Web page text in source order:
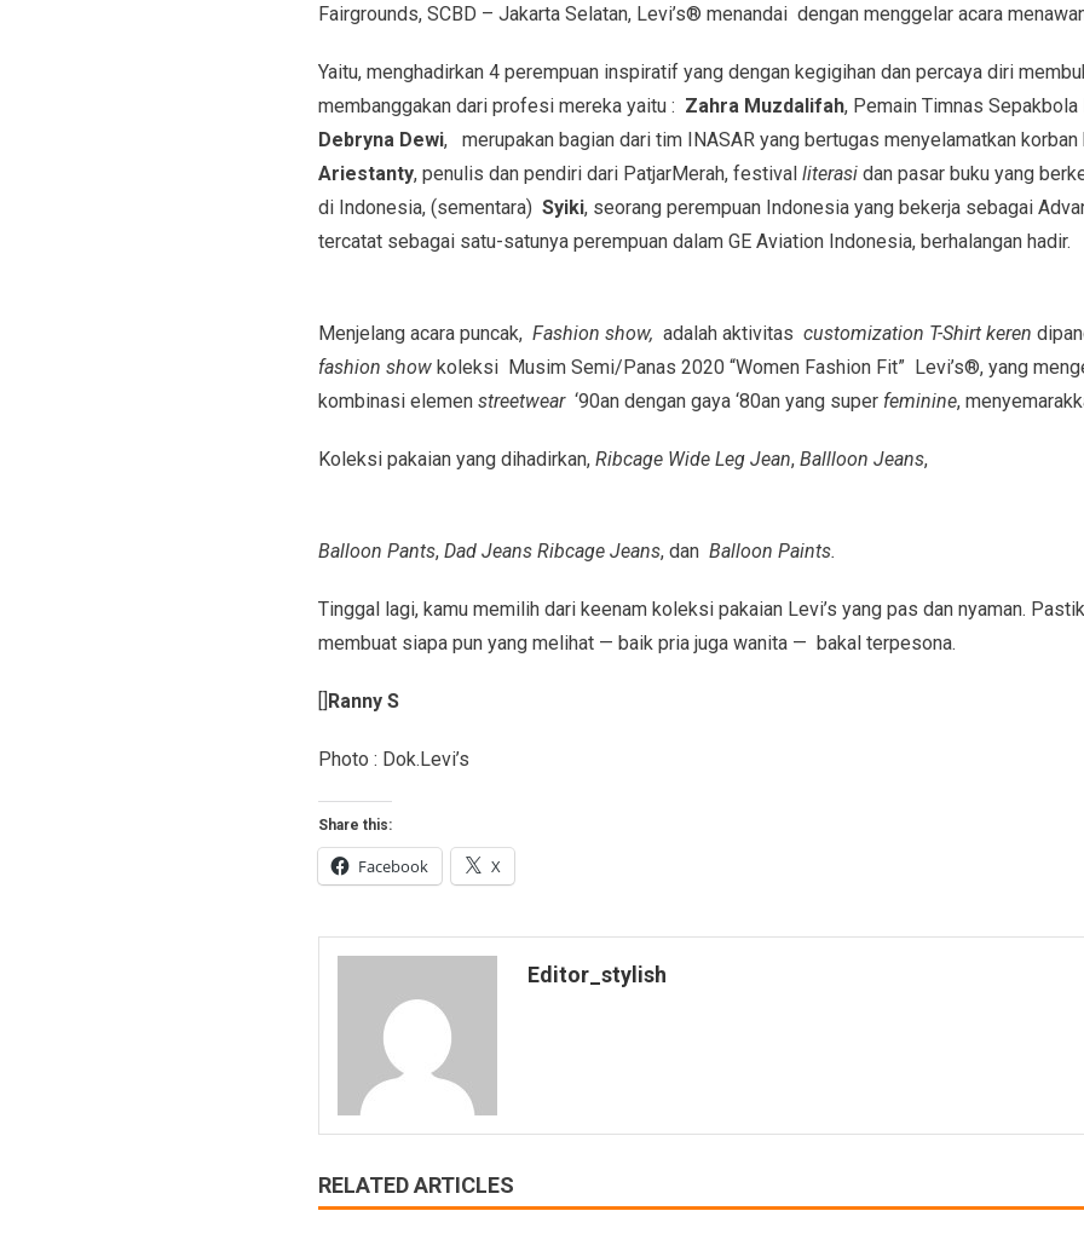
Fairgrounds, SCBD – Jakarta Selatan, Levi’s® menandai dengan menggelar acara
Yaitu, menghadirkan 4 perempuan inspiratif yang dengan kegigihan dan percaya diri
membanggakan dari profesi mereka yaitu : Zahra Muzdalifah, Pemain Timnas
Debryna Dewi, merupakan bagian dari tim INASAR yang bertugas menyelamatkan korban
Ariestanty, penulis dan pendiri dari PatjarMerah, festival literasi dan pasar buku yang
di Indonesia, (sementara) Syiki, seorang perempuan Indonesia yang bekerja sebagai
tercatat sebagai satu-satunya perempuan dalam GE Aviation Indonesia, berhalangan hadir.
Menjelang acara puncak, Fashion show, adalah aktivitas customization T-Shirt keren
fashion showkoleksi Musim Semi/Panas 2020 “Women Fashion Fit” Levi’s®, yang
kombinasi elemen streetwear ‘90an dengan gaya ‘80an yang super feminine,
Koleksi pakaian yang dihadirkan, Ribcage Wide Leg Jean, Ballloon Jeans,
Balloon Pants, Dad Jeans Ribcage Jeans, dan Balloon Paints.
Tinggal lagi, kamu memilih dari keenam koleksi pakaian Levi’s yang pas dan nyaman.
membuat siapa pun yang melihat — baik pria juga wanita — bakal terpesona.
[]Ranny S
Photo : Dok.Levi’s
Share this:
Facebook X
Editor_stylish
RELATED ARTICLES